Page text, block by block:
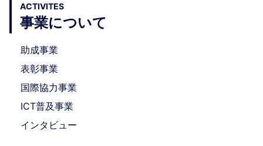
ACTIVITES
事業について
助成事業
表彰事業
国際協力事業
ICT普及事業
インタビュー